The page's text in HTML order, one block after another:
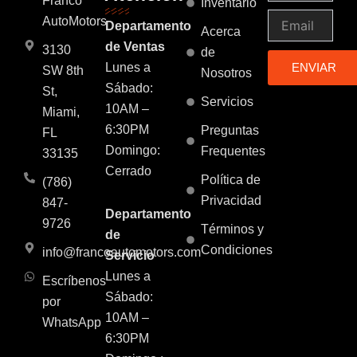
m
AutoMotors
3130
SW 8th
St,
Miami,
FL
33135
(786)
847-
9726
info@francoautomotors.com
Escríbenos
por
WhatsApp
Departamento
de Ventas
Lunes a
Sábado:
10AM –
6:30PM
Domingo:
Cerrado
Departamento
de
Servicio
Lunes a
Sábado:
10AM –
6:30PM
Acerca
de
Nosotros
Servicios
Preguntas
Frequentes
Política de
Privacidad
Términos y
Condiciones
ENVIAR